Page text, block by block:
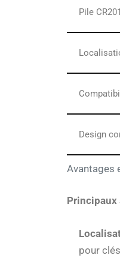
Avantages
Pile
Design
pour